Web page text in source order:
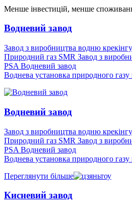
Менше інвестицій, менше
Водневий завод
Завод з виробництва водню
Природний газ SMR Завод з
PSA Водневий завод
Воднева установка природного газу
Водневий завод
Завод з виробництва водню
Природний газ SMR Завод з
PSA Водневий завод
Воднева установка природного газу
Переглянути більше
Кисневий завод